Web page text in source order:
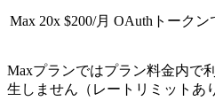
Max 20x $200/月 OAuthトークン
Maxプランではプラン料金内で
生しません（レートリミットあ